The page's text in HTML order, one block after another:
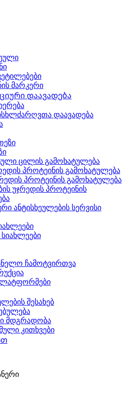
მარკერი
დაავადება
დაავადება
ცილის გამოხატულება
პროტეინის გამოხატულება
პროტეინის გამოხატულება
უჯრედის პროტეინის
ანტისხეულების სერვისი
ჩამოტვირთვა
შესახებ
მდგრადობა
კითხვები